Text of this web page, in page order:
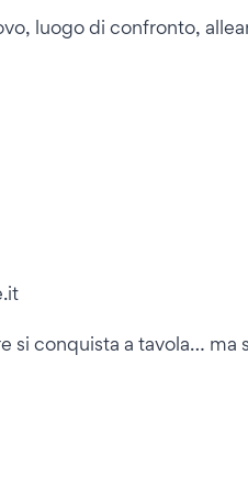
luogo di confronto,
si conquista a tavola… ma